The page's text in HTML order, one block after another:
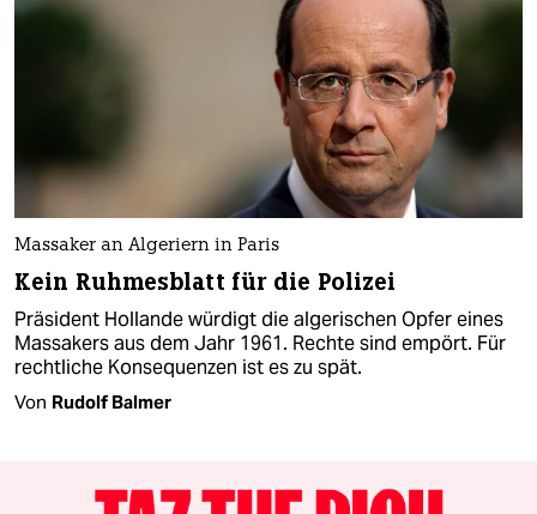
Massaker an Algeriern in Paris
Kein Ruhmesblatt für die Polizei
Präsident Hollande würdigt die algerischen Opfer eines
Massakers aus dem Jahr 1961. Rechte sind empört. Für
rechtliche Konsequenzen ist es zu spät.
Von Rudolf Balmer